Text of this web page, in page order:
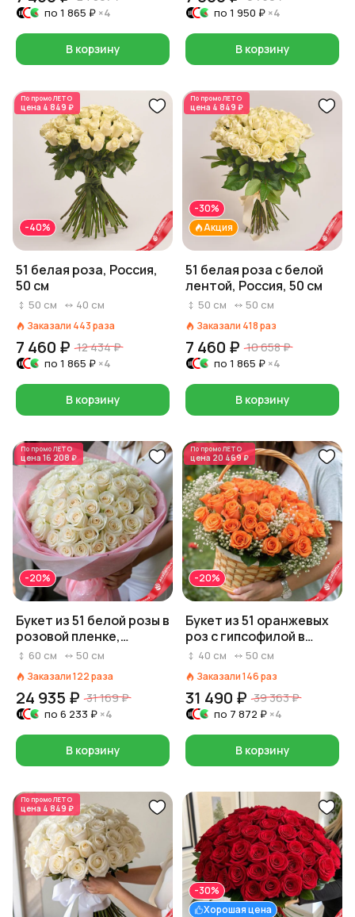
по 1 865 ₽ ×4
В корзину
по 1 950 ₽ ×4
В корзину
По промоЛЕТО
цена 4 849 ₽
-40%
51 белая роза, Россия,
50 см
50 см 40 см
Заказали 443раза
7 460 ₽ 12 434 ₽
по 1 865 ₽ ×4
В корзину
По промоЛЕТО
цена 4 849 ₽
Акция
-30%
51 белая роза с белой
лентой, Россия, 50 см
50 см 50 см
Заказали 418раз
7 460 ₽ 10 658 ₽
по 1 865 ₽ ×4
В корзину
По промоЛЕТО
цена 16 208 ₽
-20%
Букет из 51 белой розы в
розовой пленке,
Россия, 60 см
60 см 50 см
Заказали122раза
24 935 ₽ 31 169 ₽
по 6 233 ₽ ×4
В корзину
По промоЛЕТО
цена 20 469 ₽
-20%
Букет из 51 оранжевых
роз с гипсофилой в
корзине, Россия
40 см 50 см
Заказали146раз
31 490 ₽ 39 363 ₽
по 7 872 ₽ ×4
В корзину
По промоЛЕТО
цена 4 849 ₽
Хорошая цена
-30%